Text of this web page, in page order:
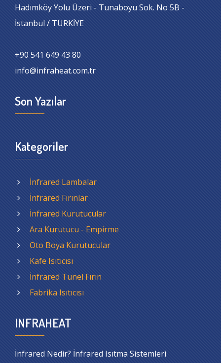
Hadımköy Yolu Üzeri - Tunaboyu Sok. No 5B -
İstanbul / TÜRKİYE
+90 541 649 43 80
info@infraheat.com.tr
Son Yazılar
Kategoriler
İnfrared Lambalar
İnfrared Fırınlar
İnfrared Kurutucular
Ara Kurutucu - Empirme
Oto Boya Kurutucular
Kafe Isıtıcısı
İnfrared Tünel Fırın
Fabrika Isıtıcısı
INFRAHEAT
İnfrared Nedir? İnfrared Isıtma Sistemleri